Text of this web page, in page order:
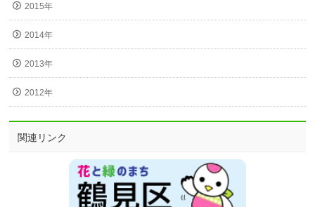
2015年
2014年
2013年
2012年
関連リンク